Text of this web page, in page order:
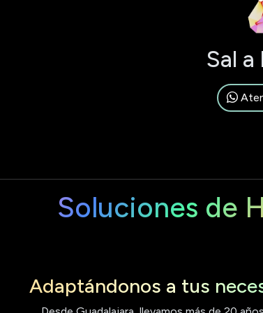
Sal a
Soluciones de
Adaptándonos a tus